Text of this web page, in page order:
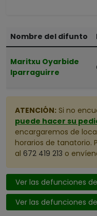
Nombre del difunto
Maritxu Oyarbide
Iparraguirre
ATENCIÓN: Si no
puede hacer su
encargaremos de
horarios de tanatorio.
al 672 419 213 o
Ver las defunciones
Ver las defunciones de